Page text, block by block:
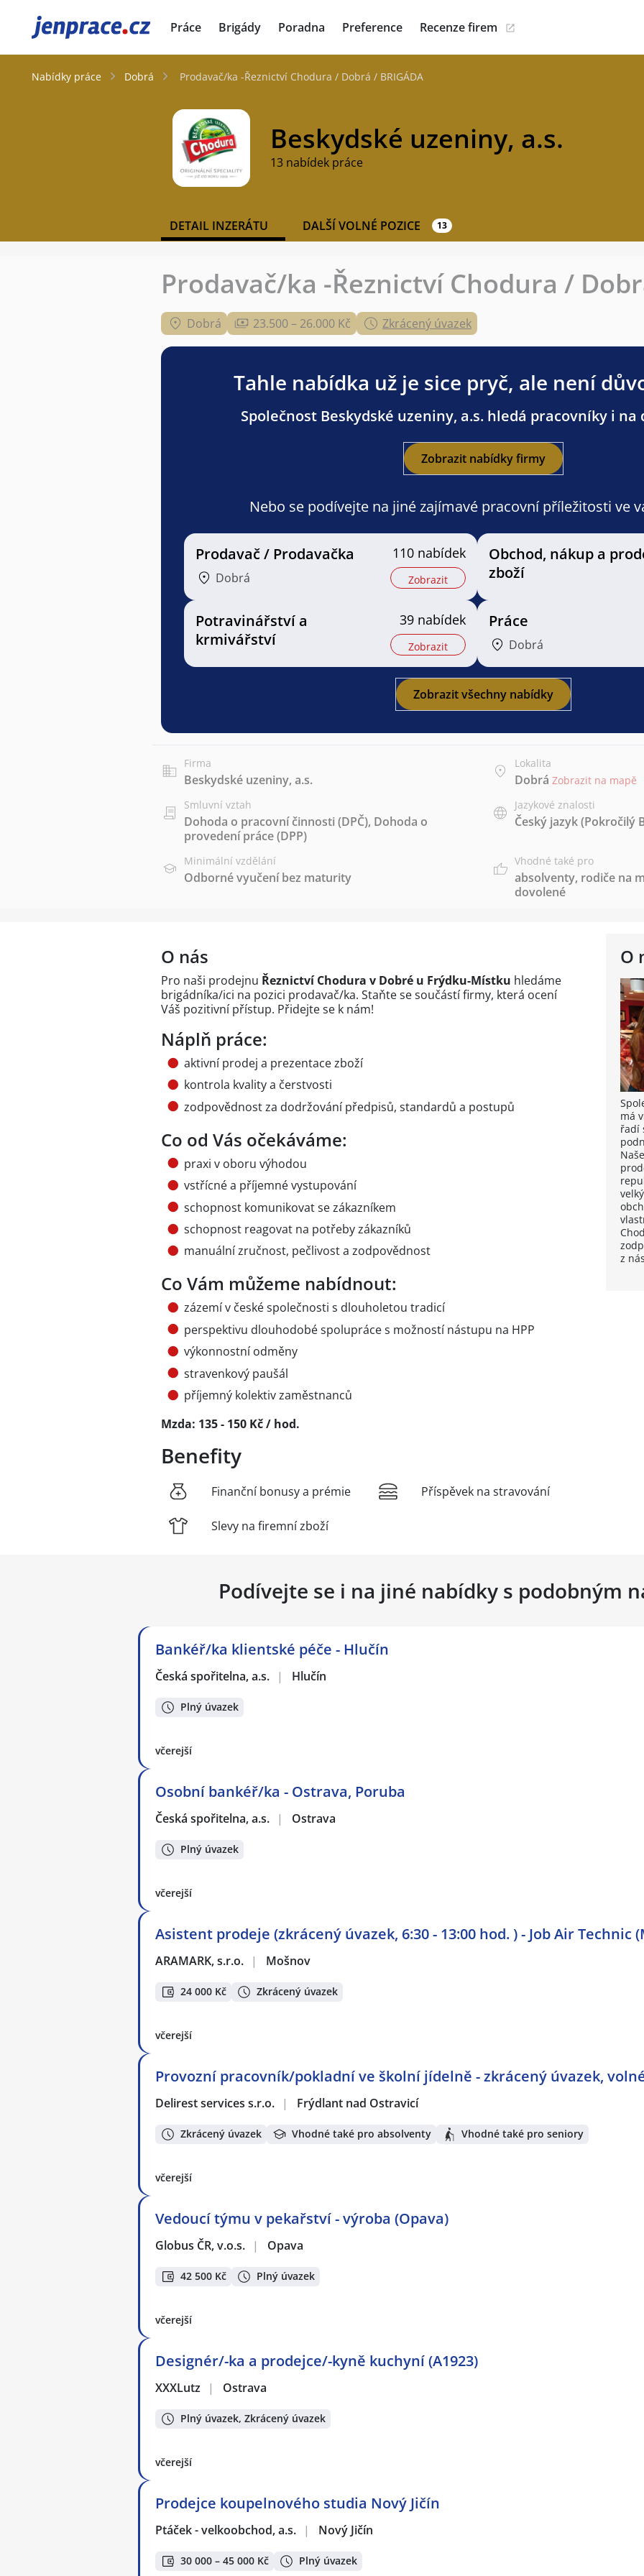
JenPráce.cz Práce Brigády Poradna Preference Recenze firem
Nabídky práce Dobrá Prodavač/ka -Řeznictví Chodura / Dobrá / BRIGÁDA
Beskydské uzeniny, a.s.
13 nabídek práce
DETAIL INZERÁTU DALŠÍ VOLNÉ POZICE 13
Prodavač/ka -Řeznictví Chodura /
Dobrá 23.500 – 26.000 Kč Zkrácený úvazek
Tahle nabídka už je sice pryč, ale není
Společnost Beskydské uzeniny, a.s. hledá pracovníky i na
Zobrazit nabídky firmy
Nebo se podívejte na jiné zajímavé pracovní příležitosti ve
Prodavač / Prodavačka
Dobrá
110 nabídek
Zobrazit
Obchod, nákup a
zboží
Potravinářství a
krmivářství
39 nabídek
Zobrazit
Práce
Dobrá
Zobrazit všechny nabídky
Firma
Beskydské uzeniny, a.s.
Lokalita
Dobrá Zobrazit na mapě
Smluvní vztah
Dohoda o pracovní činnosti (DPČ), Dohoda o
provedení práce (DPP)
Jazykové znalosti
Český jazyk(Pokročilý
Minimální vzdělání
Odborné vyučení bez maturity
Vhodné také pro
absolventy, rodiče na
dovolené
O
má
řadí
z
O nás
Pro naši prodejnu Řeznictví Chodura v Dobré u Frýdku-Místku hledáme
brigádníka/ici na pozici prodavač/ka. Staňte se součástí firmy, která ocení
Váš pozitivní přístup. Přidejte se k nám!
Náplň práce:
aktivní prodej a prezentace zboží
kontrola kvality a čerstvosti
zodpovědnost za dodržování předpisů, standardů a postupů
Co od Vás očekáváme:
praxi v oboru výhodou
vstřícné a příjemné vystupování
schopnost komunikovat se zákazníkem
schopnost reagovat na potřeby zákazníků
manuální zručnost, pečlivost a zodpovědnost
Co Vám můžeme nabídnout:
zázemí v české společnosti s dlouholetou tradicí
perspektivu dlouhodobé spolupráce s možností nástupu na HPP
výkonnostní odměny
stravenkový paušál
příjemný kolektiv zaměstnanců
Mzda: 135 - 150 Kč / hod.
Benefity
Finanční bonusy a prémie
Slevy na firemní zboží
Příspěvek na stravování
Podívejte se i na jiné nabídky s podobným
Bankéř/ka klientské péče - Hlučín
Česká spořitelna, a.s. | Hlučín
Plný úvazek
včerejší
Osobní bankéř/ka - Ostrava, Poruba
Česká spořitelna, a.s. | Ostrava
Plný úvazek
včerejší
Asistent prodeje (zkrácený úvazek, 6:30 - 13:00 hod. ) - Job Air Technic
ARAMARK, s.r.o. | Mošnov
24 000 Kč Zkrácený úvazek
včerejší
Provozní pracovník/pokladní ve školní jídelně - zkrácený úvazek,
Delirest services s.r.o. | Frýdlant nad Ostravicí
Zkrácený úvazek Vhodné také pro absolventy Vhodné také pro seniory
včerejší
Vedoucí týmu v pekařství - výroba (Opava)
Globus ČR, v.o.s. | Opava
42 500 Kč Plný úvazek
včerejší
Designér/-ka a prodejce/-kyně kuchyní (A1923)
XXXLutz | Ostrava
Plný úvazek, Zkrácený úvazek
včerejší
Prodejce koupelnového studia Nový Jičín
Ptáček - velkoobchod, a.s. | Nový Jičín
30 000 – 45 000 Kč Plný úvazek